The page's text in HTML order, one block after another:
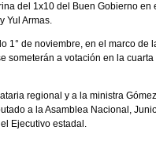
del 1x10 del Buen Gobierno
Yul Armas.
1° de noviembre, en el marco
someterán a votación en la
regional y a la ministra
a la Asamblea Nacional,
Ejecutivo estadal.